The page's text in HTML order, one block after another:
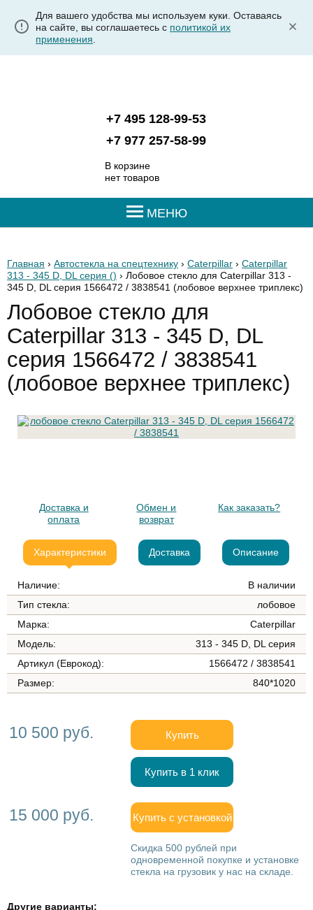
Для вашего удобства мы используем куки. Оставаясь
на сайте, вы соглашаетесь с политикой их
применения
+7 495 128-99-53
+7 977 257-58-99
В корзине
нет товаров
МЕНЮ
Главная › Автостекла на спецтехнику › Caterpillar › Caterpillar
313 - 345 D, DL серия () › Лобовое стекло для Caterpillar 313 -
345 D, DL серия 1566472 / 3838541 (лобовое верхнее триплекс)
Лобовое стекло для
Caterpillar 313 - 345 D, DL
серия 1566472 / 3838541
(лобовое верхнее триплекс)
Доставка и
оплата
Обмен и
возврат
Как заказать?
Характеристики Доставка Описание
Наличие:
В наличии
Тип стекла:
лобовое
Марка:
Caterpillar
Модель:
313 - 345 D, DL серия
Артикул (Еврокод):
1566472 / 3838541
Размер:
840*1020
10 500 руб. Купить
Купить в 1 клик
15 000 руб. Купить с установкой
Скидка 500 рублей при
одновременной покупке и установке
стекла на грузовик у нас на складе.
Другие варианты: